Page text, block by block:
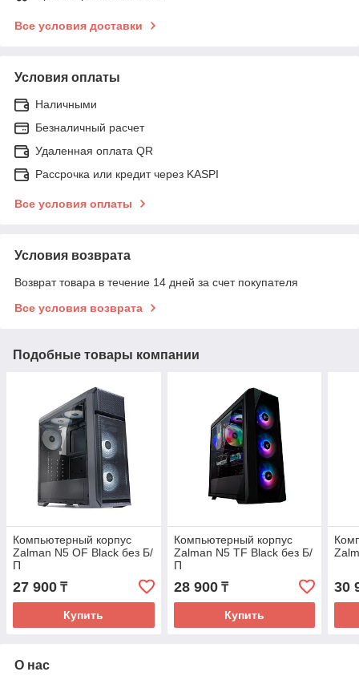
Все условия доставки
Условия оплаты
Наличными
Безналичный расчет
Удаленная оплата QR
Рассрочка или кредит через KASPI
Все условия оплаты
Условия возврата
Возврат товара в течение 14 дней за счет покупателя
Все условия возврата
Подобные товары компании
Компьютерный корпус
Zalman N5 OF Black без Б/
П
27 900 ₸
Купить
Компьютерный корпус
Zalman N5 TF Black без Б/
П
28 900₸
Купить
30
О нас